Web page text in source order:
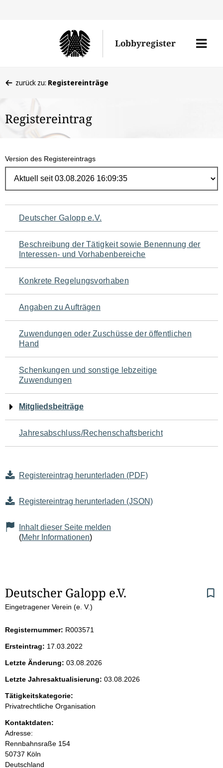
Lobbyregister
Menü
befinden
hier:
zurück zu: Registereinträge
Registereintrag
Version des Registereintrags
Navigation
für
den
Seiteninhalt
Deutscher Galopp e.V.
Beschreibung der Tätigkeit sowie Benennung der
Interessen- und Vorhabenbereiche
Konkrete Regelungsvorhaben
Angaben zu Aufträgen
Zuwendungen oder Zuschüsse der öffentlichen
Hand
Schenkungen und sonstige lebzeitige
Zuwendungen
Mitgliedsbeiträge
Jahresabschluss/Rechenschaftsbericht
Registereintrag herunterladen (PDF)
Registereintrag herunterladen (JSON)
Inhalt dieser Seite melden
(Mehr Informationen)
S
e
i
t
e
n
i
n
h
Deutscher Galopp e.V.
Eingetragener Verein (e. V.)
Registernummer: R003571
Ersteintrag: 17.03.2022
Letzte Änderung: 03.08.2026
Letzte Jahresaktualisierung: 03.08.2026
Tätigkeitskategorie:
Privatrechtliche Organisation
Kontaktdaten:
Adresse:
Rennbahnsraße 154
50737 Köln
Deutschland